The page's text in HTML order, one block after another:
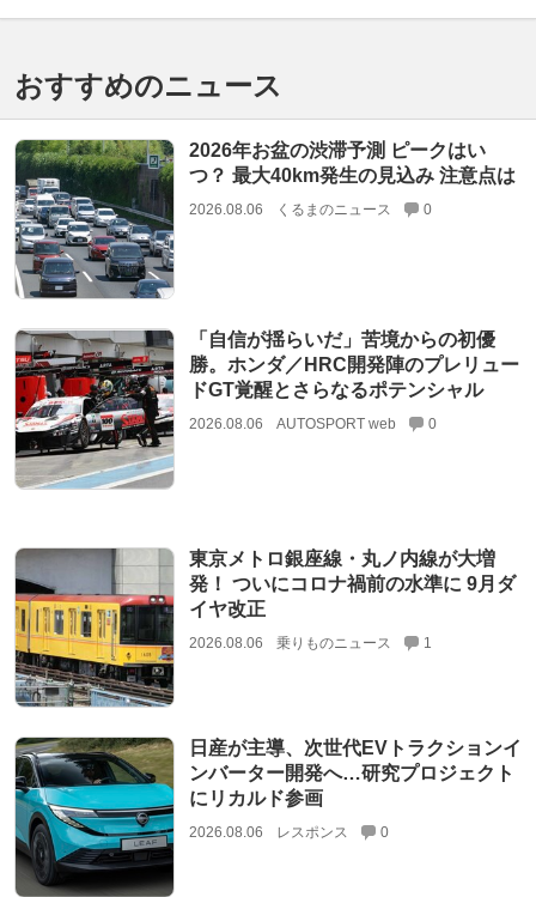
おすすめのニュース
2026年お盆の渋滞予測 ピークはい
つ？ 最大40km発生の見込み 注意点は
2026.08.06 くるまのニュース 0
「自信が揺らいだ」苦境からの初優
勝。ホンダ／HRC開発陣のプレリュー
ドGT覚醒とさらなるポテンシャル
2026.08.06 AUTOSPORT web 0
東京メトロ銀座線・丸ノ内線が大増
発！ ついにコロナ禍前の水準に 9月ダ
イヤ改正
2026.08.06 乗りものニュース 1
日産が主導、次世代EVトラクションイ
ンバーター開発へ…研究プロジェクト
にリカルド参画
2026.08.06 レスポンス 0